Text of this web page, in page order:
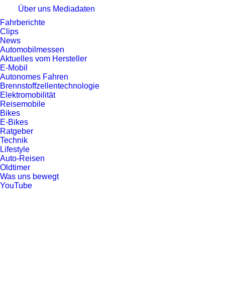
Über uns Mediadaten
Fahrberichte
Clips
News
Automobilmessen
Aktuelles vom Hersteller
E-Mobil
Autonomes Fahren
Brennstoffzellentechnologie
Elektromobilität
Reisemobile
Bikes
E-Bikes
Ratgeber
Technik
Lifestyle
Auto-Reisen
Oldtimer
Was uns bewegt
YouTube